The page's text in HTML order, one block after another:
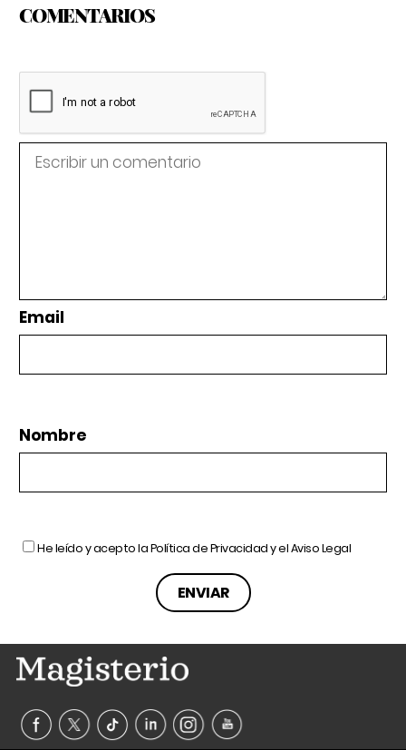
COMENTARIOS
Email
Nombre
He leído y acepto laPolítica de Privacidady elAviso Legal